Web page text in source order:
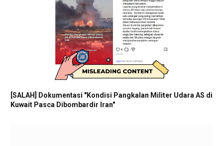
[SALAH] Dokumentasi "Kondisi Pangkalan Militer Udara AS di
Kuwait Pasca Dibombardir Iran"